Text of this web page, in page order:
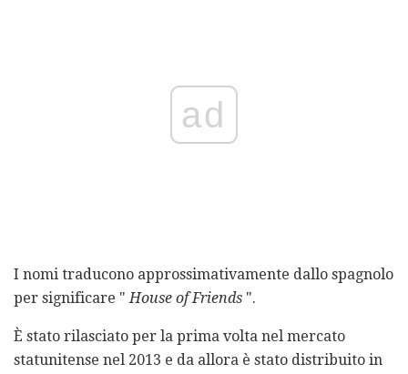
ad
I nomi traducono approssimativamente dallo spagnolo
per significare "House of Friends ".
È stato rilasciato per la prima volta nel mercato
statunitense nel 2013 e da allora è stato distribuito in